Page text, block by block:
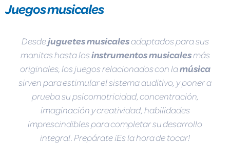
Juegos musicales
Desdejuguetes musicalesadaptados para sus
manitas hasta losinstrumentos musicalesmás
originales, los juegos relacionados con lamúsica
sirven para estimular el sistema auditivo, y poner a
prueba su psicomotricidad, concentración,
imaginación y creatividad, habilidades
imprescindibles para completar su desarrollo
integral. Prepárate ¡Es la hora de tocar!